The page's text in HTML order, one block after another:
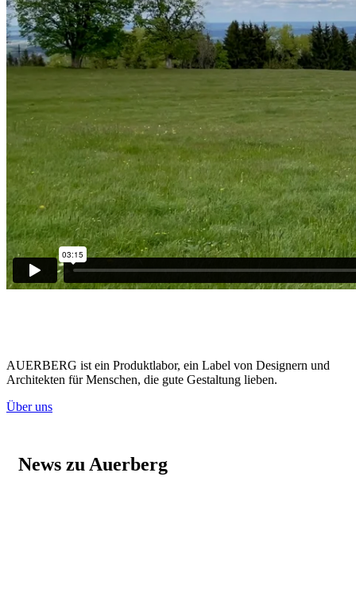
AUERBERG ist ein Produktlabor, ein Label von Designern und
Architekten für Menschen, die gute Gestaltung lieben.
Über uns
News zu Auerberg